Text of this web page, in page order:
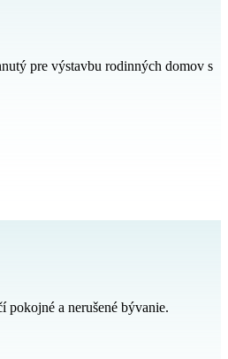
pre výstavbu rodinných domov s
a nerušené bývanie.